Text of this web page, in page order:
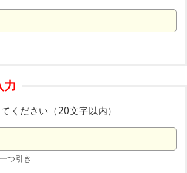
力
ください（20文字以内）
つ引き